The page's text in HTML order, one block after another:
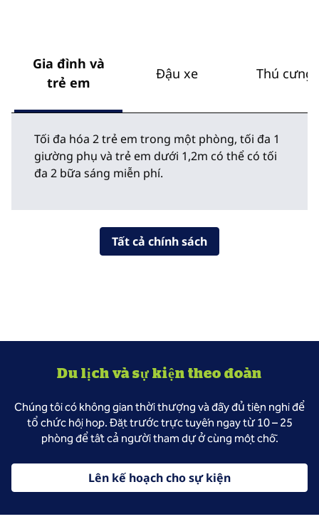
Gia đình và
trẻ em
Đậu xe Thú cưng
Tối đa hóa 2 trẻ em trong một phòng, tối đa 1
giường phụ và trẻ em dưới 1,2m có thể có tối
đa 2 bữa sáng miễn phí.
Tất cả chính sách
Du lịch và sự kiện theo đoàn
Chúng tôi có không gian thời thượng và đầy đủ tiện nghi để
tổ chức hội họp. Đặt trước trực tuyến ngay từ 10 – 25
phòng để tất cả người tham dự ở cùng một chỗ.
Lên kế hoạch cho sự kiện